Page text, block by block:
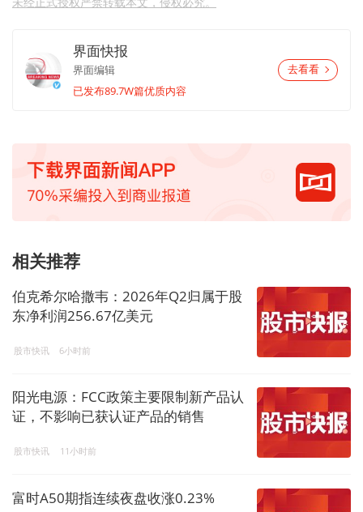
界面快报
界面编辑
已发布89.7W篇优质内容
去看看
相关推荐
伯克希尔哈撒韦：2026年Q2归属于股
东净利润256.67亿美元
股市快讯 6小时前
阳光电源：FCC政策主要限制新产品认
证，不影响已获认证产品的销售
股市快讯 11小时前
富时A50期指连续夜盘收涨0.23%